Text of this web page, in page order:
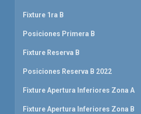
Fixture 1ra B
Posiciones Primera B
Fixture Reserva B
Posiciones Reserva B 2022
Fixture Apertura Inferiores Zona A
Fixture Apertura Inferiores Zona B